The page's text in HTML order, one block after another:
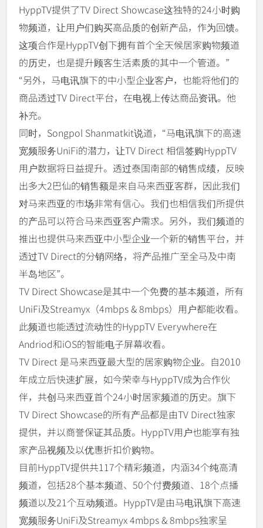
HyppTV提供了TV Direct Showcase这独特的24小时购
物频道，让用户们购买高品质的创新产品，作为回馈。
这项合作是HyppTV创下拥有首个全天候居家购物频道
的历史，也是提升顾客生活素质的其中一个管道。”
“另外，马电讯旗下的中小型企业客户，也能将他们的
商品透过TV Direct平台，在电视上传达商品资讯。他
补充。
同时，Songpol Shanmatkit说道，“马电讯旗下的高速
宽频服务UniFi的潜力，让TV Direct 相信签购HyppTV
用户数据将日益提升。透过泰国南部的销售成绩，反映
出多大2巴仙的销售额是来自马来西亚客群，因此我们
对马来西亚的市场非常有信心。我们也相信我们所提供
的产品可以符合马来西亚客户需求。另外，我们频道的
推出也提供马来西亚中小型企业一个新的销售平台，并
透过TV Direct的分销网络，将产品推广至全马及中南
半岛地区”。
TV Direct Showcase是其中一个免费的基本频道，所有
UniFi及Streamyx（4mbps & 8mbps）用户都能收看。
此频道也能透过流动性的HyppTV Everywhere在
Andriod和iOS的智能电子屏幕收看。
TV Direct 是马来西亚最大型的居家购物企业。自2010
年成立后快速扩展，如今荣幸与HyppTV成为合作伙
伴，共创马来西亚首个24小时居家频道的历史。旗下
TV Direct Showcase的所有产品都是由TV Direct独家
提供，并以商誉保证其品质。HyppTV用户也能享有独
家产品视频及以优惠折扣价购物。
目前HyppTV提供共117个精彩频道，内涵34个纯高清
频道，包括28个基本频道、50个付费频道、18个点播
频道以及21个互动频道。HyppTV是由马电讯旗下高速
宽频服务UniFi及Streamyx 4mbps & 8mbps独家呈